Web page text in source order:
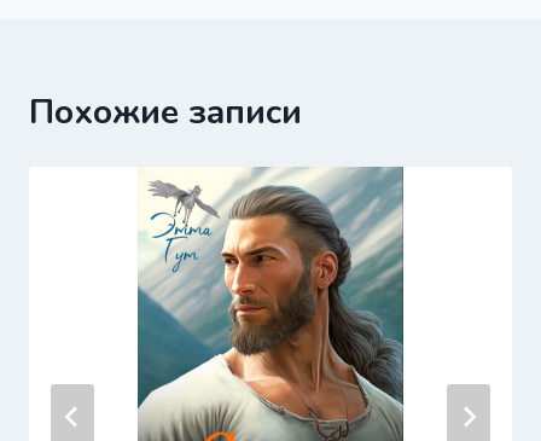
Похожие записи